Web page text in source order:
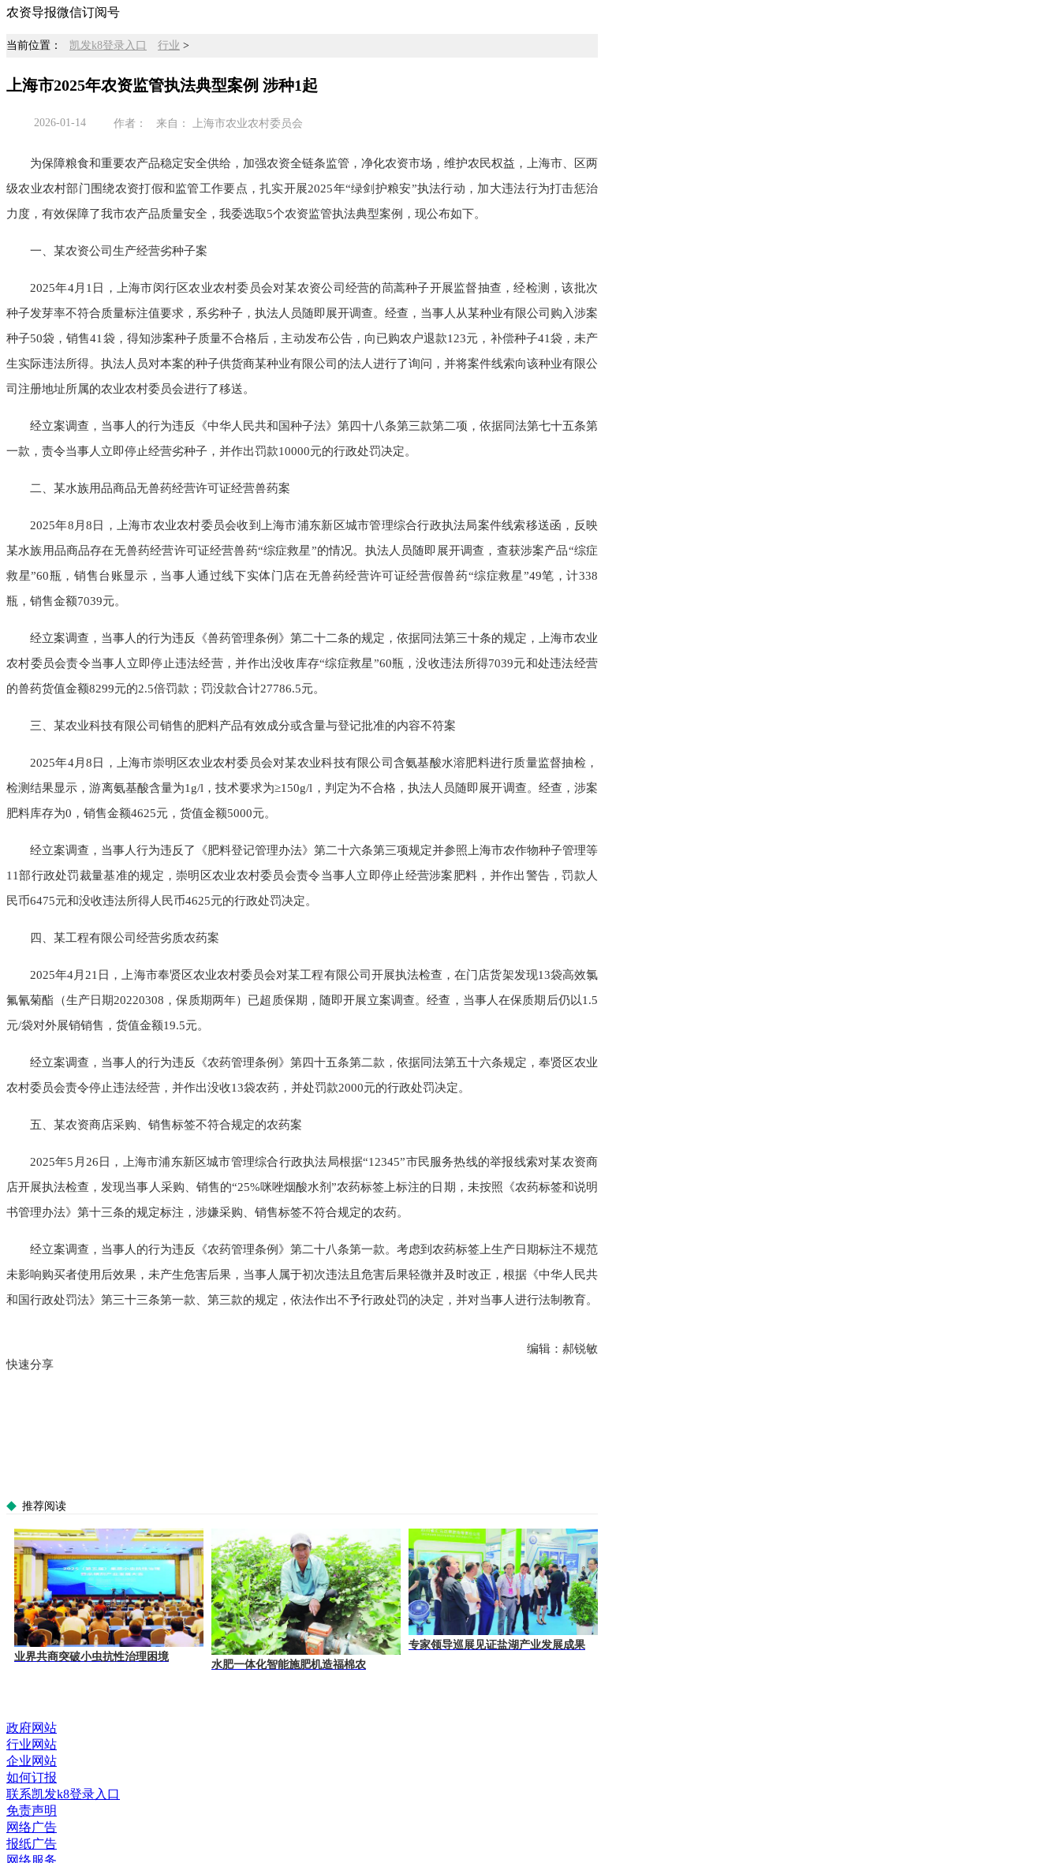
农资导报微信订阅号
当前位置： 凯发k8登录入口 行业 >
上海市2025年农资监管执法典型案例 涉种1起
2026-01-14 作者： 来自： 上海市农业农村委员会
为保障粮食和重要农产品稳定安全供给，加强农资全链条监管，净化农资市场，维护农民权益，上海市、区两
级农业农村部门围绕农资打假和监管工作要点，扎实开展2025年“绿剑护粮安”执法行动，加大违法行为打击惩治
力度，有效保障了我市农产品质量安全，我委选取5个农资监管执法典型案例，现公布如下。
一、某农资公司生产经营劣种子案
2025年4月1日，上海市闵行区农业农村委员会对某农资公司经营的茼蒿种子开展监督抽查，经检测，该批次
种子发芽率不符合质量标注值要求，系劣种子，执法人员随即展开调查。经查，当事人从某种业有限公司购入涉案
种子50袋，销售41袋，得知涉案种子质量不合格后，主动发布公告，向已购农户退款123元，补偿种子41袋，未产
生实际违法所得。执法人员对本案的种子供货商某种业有限公司的法人进行了询问，并将案件线索向该种业有限公
司注册地址所属的农业农村委员会进行了移送。
经立案调查，当事人的行为违反《中华人民共和国种子法》第四十八条第三款第二项，依据同法第七十五条第
一款，责令当事人立即停止经营劣种子，并作出罚款10000元的行政处罚决定。
二、某水族用品商品无兽药经营许可证经营兽药案
2025年8月8日，上海市农业农村委员会收到上海市浦东新区城市管理综合行政执法局案件线索移送函，反映
某水族用品商品存在无兽药经营许可证经营兽药“综症救星”的情况。执法人员随即展开调查，查获涉案产品“综症
救星”60瓶，销售台账显示，当事人通过线下实体门店在无兽药经营许可证经营假兽药“综症救星”49笔，计338
瓶，销售金额7039元。
经立案调查，当事人的行为违反《兽药管理条例》第二十二条的规定，依据同法第三十条的规定，上海市农业
农村委员会责令当事人立即停止违法经营，并作出没收库存“综症救星”60瓶，没收违法所得7039元和处违法经营
的兽药货值金额8299元的2.5倍罚款；罚没款合计27786.5元。
三、某农业科技有限公司销售的肥料产品有效成分或含量与登记批准的内容不符案
2025年4月8日，上海市崇明区农业农村委员会对某农业科技有限公司含氨基酸水溶肥料进行质量监督抽检，
检测结果显示，游离氨基酸含量为1g/l，技术要求为≥150g/l，判定为不合格，执法人员随即展开调查。经查，涉案
肥料库存为0，销售金额4625元，货值金额5000元。
经立案调查，当事人行为违反了《肥料登记管理办法》第二十六条第三项规定并参照上海市农作物种子管理等
11部行政处罚裁量基准的规定，崇明区农业农村委员会责令当事人立即停止经营涉案肥料，并作出警告，罚款人
民币6475元和没收违法所得人民币4625元的行政处罚决定。
四、某工程有限公司经营劣质农药案
2025年4月21日，上海市奉贤区农业农村委员会对某工程有限公司开展执法检查，在门店货架发现13袋高效氯
氟氰菊酯（生产日期20220308，保质期两年）已超质保期，随即开展立案调查。经查，当事人在保质期后仍以1.5
元/袋对外展销销售，货值金额19.5元。
经立案调查，当事人的行为违反《农药管理条例》第四十五条第二款，依据同法第五十六条规定，奉贤区农业
农村委员会责令停止违法经营，并作出没收13袋农药，并处罚款2000元的行政处罚决定。
五、某农资商店采购、销售标签不符合规定的农药案
2025年5月26日，上海市浦东新区城市管理综合行政执法局根据“12345”市民服务热线的举报线索对某农资商
店开展执法检查，发现当事人采购、销售的“25%咪唑烟酸水剂”农药标签上标注的日期，未按照《农药标签和说明
书管理办法》第十三条的规定标注，涉嫌采购、销售标签不符合规定的农药。
经立案调查，当事人的行为违反《农药管理条例》第二十八条第一款。考虑到农药标签上生产日期标注不规范
未影响购买者使用后效果，未产生危害后果，当事人属于初次违法且危害后果轻微并及时改正，根据《中华人民共
和国行政处罚法》第三十三条第一款、第三款的规定，依法作出不予行政处罚的决定，并对当事人进行法制教育。
编辑：郝锐敏
快速分享
推荐阅读
业界共商突破小虫抗性治理困境
水肥一体化智能施肥机造福棉农
专家领导巡展见证盐湖产业发展成果
政府网站
行业网站
企业网站
如何订报
联系凯发k8登录入口
免责声明
网络广告
报纸广告
网络服务